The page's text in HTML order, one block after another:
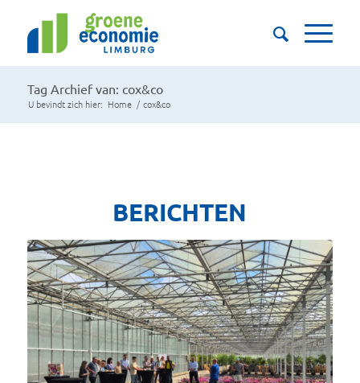
Tag Archief van: cox&co
U bevindt zich hier: Home / cox&co
BERICHTEN